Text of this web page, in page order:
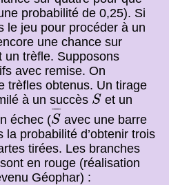
probabilité de 0,25). Si
le jeu pour procéder à un
une chance sur
un trèfle. Supposons
avec remise. On
trèfles obtenus. Un tirage
à un succès S
S et un
échec (
¯
¯¯¯
S
S¯
avec une barre
probabilité d’obtenir trois
tirées. Les branches
en rouge (réalisation
Géophar) :